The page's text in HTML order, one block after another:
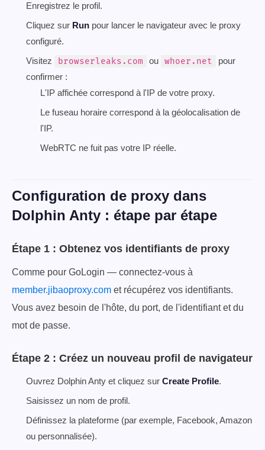
Enregistrez le profil.
Cliquez sur Run pour lancer le navigateur avec le proxy
configuré.
Visitez
browserleaks.com ou whoer.net
pour
confirmer :
L'IP affichée correspond à l'IP de votre proxy.
Le fuseau horaire correspond à la géolocalisation de
l'IP.
WebRTC ne fuit pas votre IP réelle.
Configuration de proxy dans
Dolphin Anty : étape par étape
Étape 1 : Obtenez vos identifiants de proxy
Comme pour GoLogin — connectez-vous à
member.jibaoproxy.com et récupérez vos identifiants.
Vous avez besoin de l'hôte, du port, de l'identifiant et du
mot de passe.
Étape 2 : Créez un nouveau profil de navigateur
Ouvrez Dolphin Anty et cliquez sur Create Profile.
Saisissez un nom de profil.
Définissez la plateforme (par exemple, Facebook, Amazon
ou personnalisée).